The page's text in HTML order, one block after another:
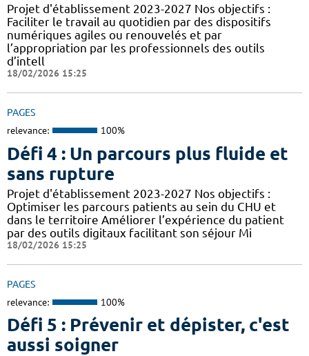
Projet d'établissement 2023-2027 Nos objectifs :
Faciliter le travail au quotidien par des dispositifs
numériques agiles ou renouvelés et par
l’appropriation par les professionnels des outils
d’intell
18/02/2026 15:25
PAGES
relevance: 100%
Défi 4 : Un parcours plus fluide et
sans rupture
Projet d'établissement 2023-2027 Nos objectifs :
Optimiser les parcours patients au sein du CHU et
dans le territoire Améliorer l’expérience du patient
par des outils digitaux facilitant son séjour Mi
18/02/2026 15:25
PAGES
relevance: 100%
Défi 5 : Prévenir et dépister, c'est
aussi soigner